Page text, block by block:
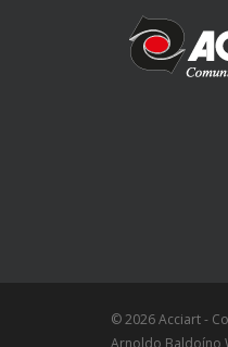
© 2026 Acciart -
Arnoldo Baldoíno